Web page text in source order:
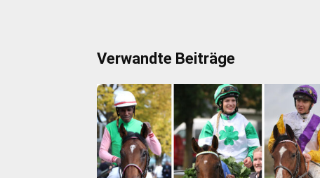
Verwandte Beiträge